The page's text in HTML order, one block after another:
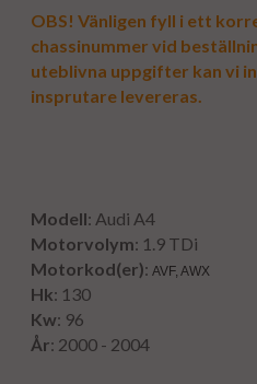
OBS! Vänligen fyll i ett
chassinummer vid
uteblivna uppgifter kan vi
insprutare levereras.
Modell: Audi A4
Motorvolym: 1.9 TDi
Motorkod(er): AVF, AWX
Hk: 130
Kw: 96
År: 2000 - 2004